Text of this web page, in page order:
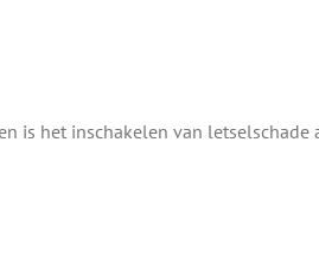
is het inschakelen van